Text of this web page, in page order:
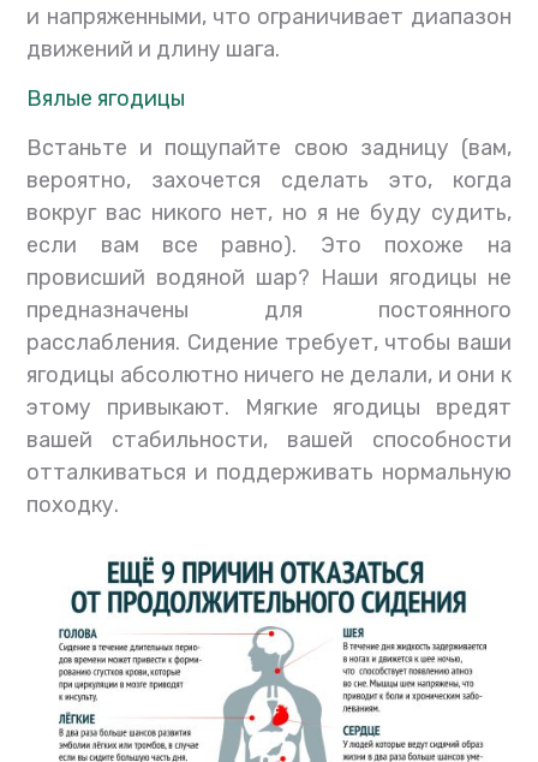
и напряженными, что ограничивает диапазон
движений и длину шага.
Вялые ягодицы
Встаньте и пощупайте свою задницу (вам,
вероятно, захочется сделать это, когда
вокруг вас никого нет, но я не буду судить,
если вам все равно). Это похоже на
провисший водяной шар? Наши ягодицы не
предназначены для постоянного
расслабления. Сидение требует, чтобы ваши
ягодицы абсолютно ничего не делали, и они к
этому привыкают. Мягкие ягодицы вредят
вашей стабильности, вашей способности
отталкиваться и поддерживать нормальную
походку.